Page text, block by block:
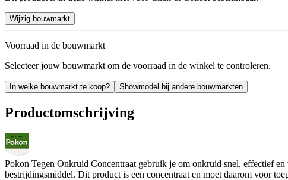
Wijzig bouwmarkt
Voorraad in de bouwmarkt
Selecteer jouw bouwmarkt om de voorraad in de winkel te controleren.
In welke bouwmarkt te koop? Showmodel bij andere bouwmarkten
Productomschrijving
Pokon Tegen Onkruid Concentraat gebruik je om onkruid snel, effectief
bestrijdingsmiddel. Dit product is een concentraat en moet daarom voor